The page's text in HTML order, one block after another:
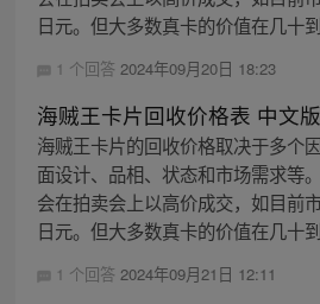
日元。但大多数真卡的价值在几十
1 个回答 2024年09月20日 18:23
海贼王卡片回收价格表 中文版
海贼王卡片的回收价格取决于多个
面设计、品相、状态和市场需求等
会在拍卖会上以高价成交，如目前
日元。但大多数真卡的价值在几十
1 个回答 2024年09月21日 12:11